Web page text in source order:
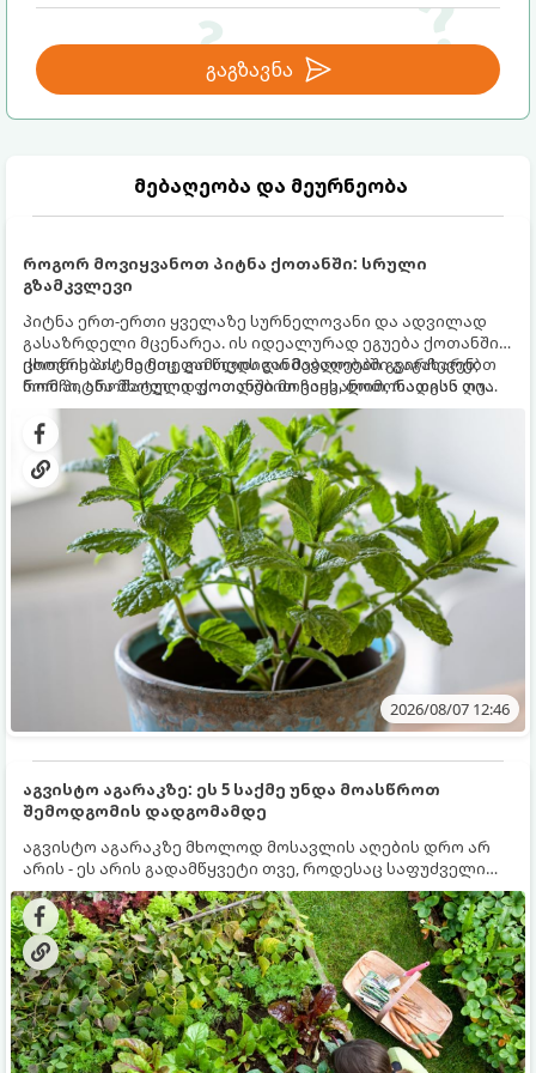
გაგზავნა
მებაღეობა და მეურნეობა
როგორ მოვიყვანოთ პიტნა ქოთანში: სრული
გზამკვლევი
პიტნა ერთ-ერთი ყველაზე სურნელოვანი და ადვილად
გასაზრდელი მცენარეა. ის იდეალურად ეგუება ქოთანში
ცხოვრებას, მეტიც, გამოცდილი მებაღეები გვირჩევენ,
რომ პიტნა მხოლოდ ქოთანში მოვიყვანოთ, რადგან ღია
გრუნტში (ბაღში) დარგვისას ის ფესვებით ძალიან
სწრაფად ვრცელდება და სხვა მცენარეებს ავიწროებს.
ქოთნის პიტნა მთელი წლის განმავლობაში გაგახარებთ
ნორჩი, არომატული ფოთლებით ჩაის, ლიმონათისა თუ
კერძებისთვის.
2026/08/07 12:46
აგვისტო აგარაკზე: ეს 5 საქმე უნდა მოასწროთ
შემოდგომის დადგომამდე
აგვისტო აგარაკზე მხოლოდ მოსავლის აღების დრო არ
არის - ეს არის გადამწყვეტი თვე, როდესაც საფუძველი
ეყრება მომავალი წლის მოსავალს და ბაღი მზადდება
შემოდგომა-ზამთრის სეზონისთვის. იმისათვის, რომ
ნიადაგმა ენერგია აღიდგინოს, ხოლო მცენარეებმა
ზამთარს გაუძლონ, აგვისტოს ბოლომდე 5
მნიშვნელოვანი საქმის გაკეთება უნდა მოასწროთ: